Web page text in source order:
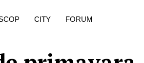
CITY FORUM
investigația